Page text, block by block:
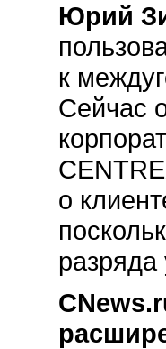
Юрий
к
Сейчас
о
разряда